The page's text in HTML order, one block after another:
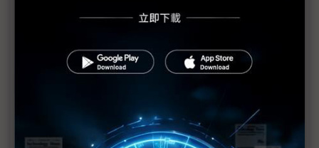
電動車不稀奇 現代與Uber合作空中計程車亮相
CES直擊：柔宇科技軟性OLED結合時尚
CES直擊：新創藉電腦視覺辨識偵測蚊子位置
CES20直擊：中美貿易戰衝擊 華為CES略顯落寞